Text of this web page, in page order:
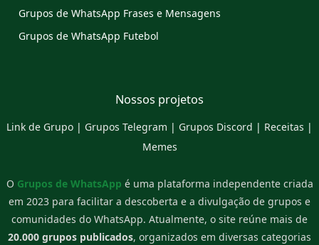
Grupos de WhatsApp Frases e Mensagens
Grupos de WhatsApp Futebol
Nossos projetos
Link de Grupo | Grupos Telegram | Grupos Discord | Receitas |
Memes
O Grupos de WhatsApp é uma plataforma independente criada
em 2023 para facilitar a descoberta e a divulgação de grupos e
comunidades do WhatsApp. Atualmente, o site reúne mais de
20.000 grupos publicados, organizados em diversas categorias